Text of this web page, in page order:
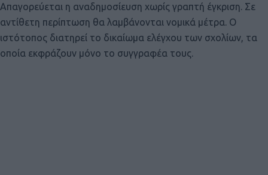
Απαγορεύεται η αναδημοσίευση χωρίς γραπτή έγκριση. Σε
αντίθετη περίπτωση θα λαμβάνονται νομικά μέτρα. Ο
ιστότοπος διατηρεί το δικαίωμα ελέγχου των σχολίων, τα
οποία εκφράζουν μόνο το συγγραφέα τους.